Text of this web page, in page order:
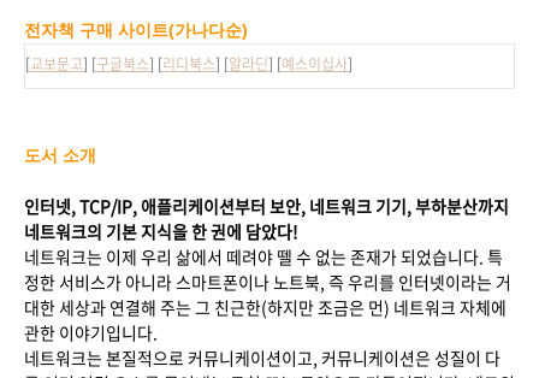
전자책 구매 사이트(가나다순)
[교보문고] [구글북스] [리디북스] [알라딘] [예스이십사]
도서 소개
인터넷, TCP/IP, 애플리케이션부터 보안, 네트워크 기기, 부하분산까지
네트워크의 기본 지식을 한 권에 담았다!
네트워크는 이제 우리 삶에서 떼려야 뗄 수 없는 존재가 되었습니다. 특
정한 서비스가 아니라 스마트폰이나 노트북, 즉 우리를 인터넷이라는 거
대한 세상과 연결해 주는 그 친근한(하지만 조금은 먼) 네트워크 자체에
관한 이야기입니다.
네트워크는 본질적으로 커뮤니케이션이고, 커뮤니케이션은 성질이 다